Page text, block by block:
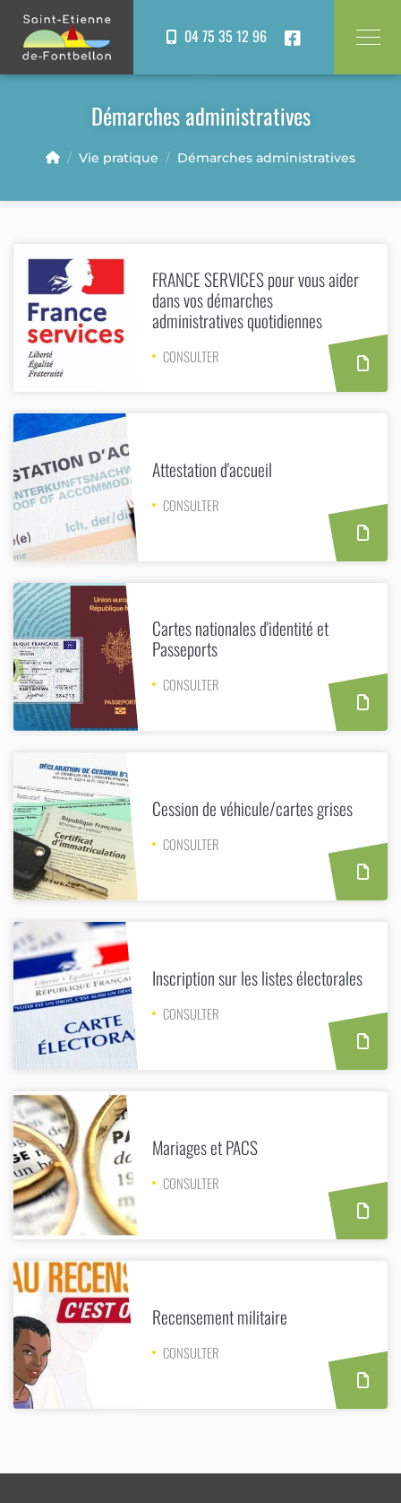
04 75 35 12 96
Démarches administratives
Vie pratique Démarches administratives
FRANCE SERVICES pour vous aider
dans vos démarches
administratives quotidiennes
CONSULTER
Attestation d'accueil
CONSULTER
Cartes nationales d'identité et
Passeports
CONSULTER
Cession de véhicule/cartes grises
CONSULTER
Inscription sur les listes électorales
CONSULTER
Mariages et PACS
CONSULTER
Recensement militaire
CONSULTER
Panneau de gestion des cookies